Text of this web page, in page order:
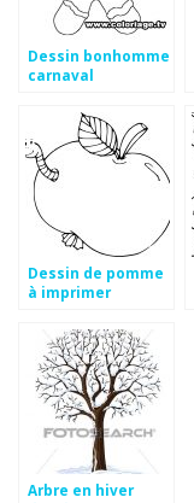
Dessin bonhomme
carnaval
Dessin de pomme
à imprimer
Arbre en hiver